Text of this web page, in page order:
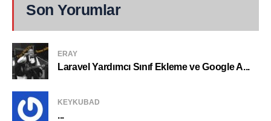
Son Yorumlar
ERAY
Laravel Yardımcı Sınıf Ekleme ve Google A...
KEYKUBAD
...